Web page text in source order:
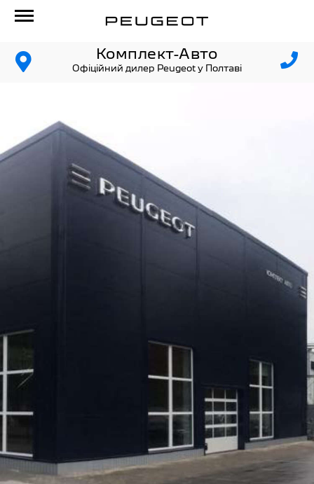
Комплект-Авто
Офіційний дилер Peugeot у Полтаві